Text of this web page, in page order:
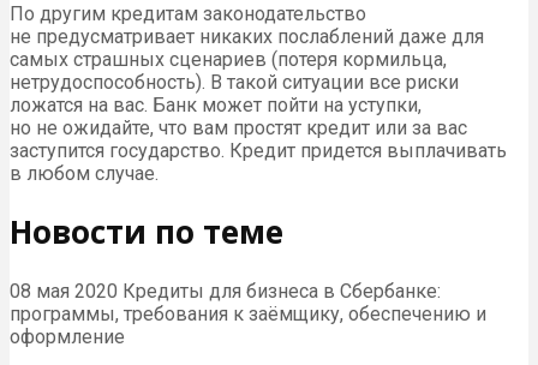
По другим кредитам законодательство
не предусматривает никаких послаблений даже для
самых страшных сценариев (потеря кормильца,
нетрудоспособность). В такой ситуации все риски
ложатся на вас. Банк может пойти на уступки,
но не ожидайте, что вам простят кредит или за вас
заступится государство. Кредит придется выплачивать
в любом случае.
Новости по теме
08 мая 2020 Кредиты для бизнеса в Сбербанке:
программы, требования к заёмщику, обеспечению и
оформление